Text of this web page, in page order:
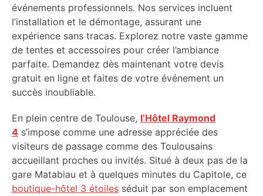
événements professionnels. Nos services incluent
l’installation et le démontage, assurant une
expérience sans tracas. Explorez notre vaste gamme
de tentes et accessoires pour créer l’ambiance
parfaite. Demandez dès maintenant votre devis
gratuit en ligne et faites de votre événement un
succès inoubliable.
En plein centre de Toulouse, l’Hôtel Raymond
4 s’impose comme une adresse appréciée des
visiteurs de passage comme des Toulousains
accueillant proches ou invités. Situé à deux pas de la
gare Matabiau et à quelques minutes du Capitole, ce
boutique-hôtel 3 étoiles séduit par son emplacement